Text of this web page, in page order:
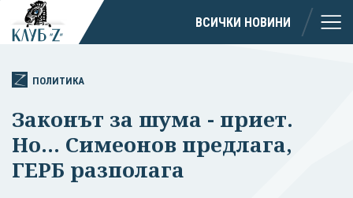
ВСИЧКИ НОВИНИ
ПОЛИТИКА
Законът за шума - приет.
Но... Симеонов предлага,
ГЕРБ разполага